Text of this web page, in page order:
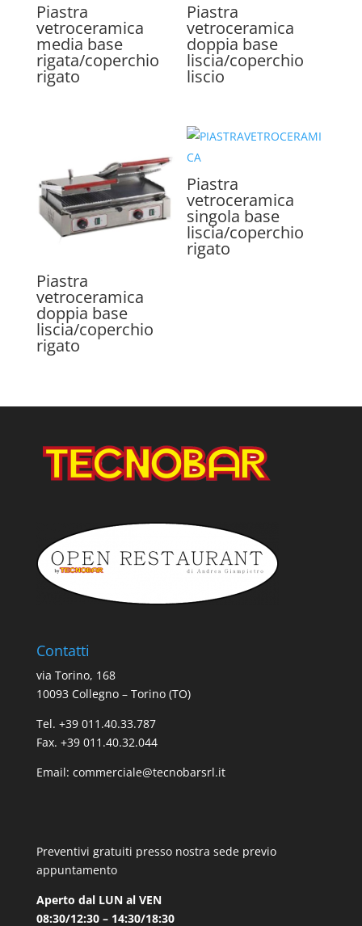
Piastra
vetroceramica
media base
rigata/coperchio
rigato
Piastra
vetroceramica
doppia base
liscia/coperchio
liscio
Piastra
vetroceramica
doppia base
liscia/coperchio
rigato
Piastra
vetroceramica
singola base
liscia/coperchio
rigato
Contatti
via Torino, 168
10093 Collegno – Torino (TO)
Tel. +39 011.40.33.787
Fax. +39 011.40.32.044
Email: commerciale@tecnobarsrl.it
Preventivi gratuiti presso nostra sede previo
appuntamento
Aperto dal LUN al VEN
08:30/12:30 – 14:30/18:30